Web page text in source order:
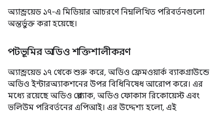
অ্যান্ড্রয়েড ১৭-এ মিডিয়ার আচরণে নিম্নলিখিত পরিবর্তনগুলো
অন্তর্ভুক্ত করা হয়েছে।
পটভূমির অডিও শক্তিশালীকরণ
অ্যান্ড্রয়েড ১৭ থেকে শুরু করে, অডিও ফ্রেমওয়ার্ক ব্যাকগ্রাউন্ডে
অডিও ইন্টারঅ্যাকশনের উপর বিধিনিষেধ আরোপ করে। এর
মধ্যে রয়েছে অডিও প্লেব্যাক, অডিও ফোকাস রিকোয়েস্ট এবং
ভলিউম পরিবর্তনের এপিআই। এর উদ্দেশ্য হলো, এই